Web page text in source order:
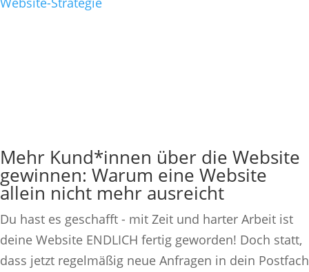
Mehr Kund*innen über die Website
gewinnen: Warum eine Website
allein nicht mehr ausreicht
Du hast es geschafft - mit Zeit und harter Arbeit ist
deine Website ENDLICH fertig geworden! Doch statt,
dass jetzt regelmäßig neue Anfragen in dein Postfach